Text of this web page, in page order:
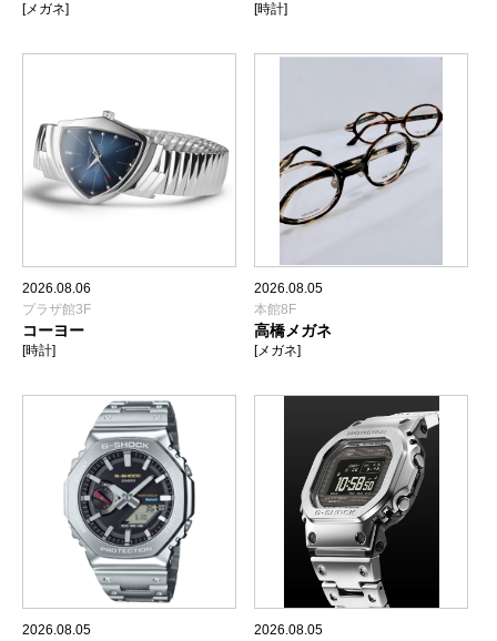
[メガネ] [時計]
2026.08.06
プラザ館3F
コーヨー
[時計]
2026.08.05
本館8F
高橋メガネ
[メガネ]
2026.08.05
2026.08.05